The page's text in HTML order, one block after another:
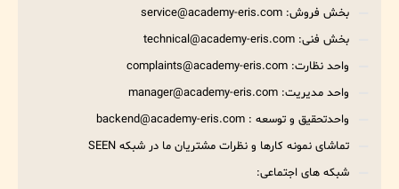
بخش فروش: service@academy-eris.com
بخش فنی: technical@academy-eris.com
واحد نظارت: complaints@academy-eris.com
واحد مدیریت: manager@academy-eris.com
واحدتحقیق و توسعه : backend@academy-eris.com
تماشای نمونه کارها و نظرات مشتریان ما در شبکه SEEN
شبکه های اجتماعی: